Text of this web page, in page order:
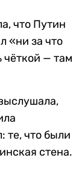
что Путин
«ни за что
чёткой — там
те, что были
стена.